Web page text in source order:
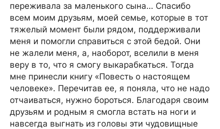
переживала за маленького сына… Спасибо
всем моим друзьям, моей семье, которые в тот
тяжелый момент были рядом, поддерживали
меня и помогли справиться с этой бедой. Они
не жалели меня, а, наоборот, вселили в меня
веру в то, что я смогу выкарабкаться. Тогда
мне принесли книгу «Повесть о настоящем
человеке». Перечитав ее, я поняла, что не надо
отчаиваться, нужно бороться. Благодаря своим
друзьям и родным я смогла встать на ноги и
навсегда выгнать из головы эти чудовищные